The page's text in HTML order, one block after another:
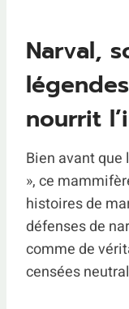
Narval,
nourrit
Bien avant que
», ce
histoires de
défenses de
comme de
censées